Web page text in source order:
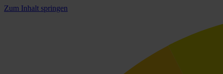
Zum Inhalt springen